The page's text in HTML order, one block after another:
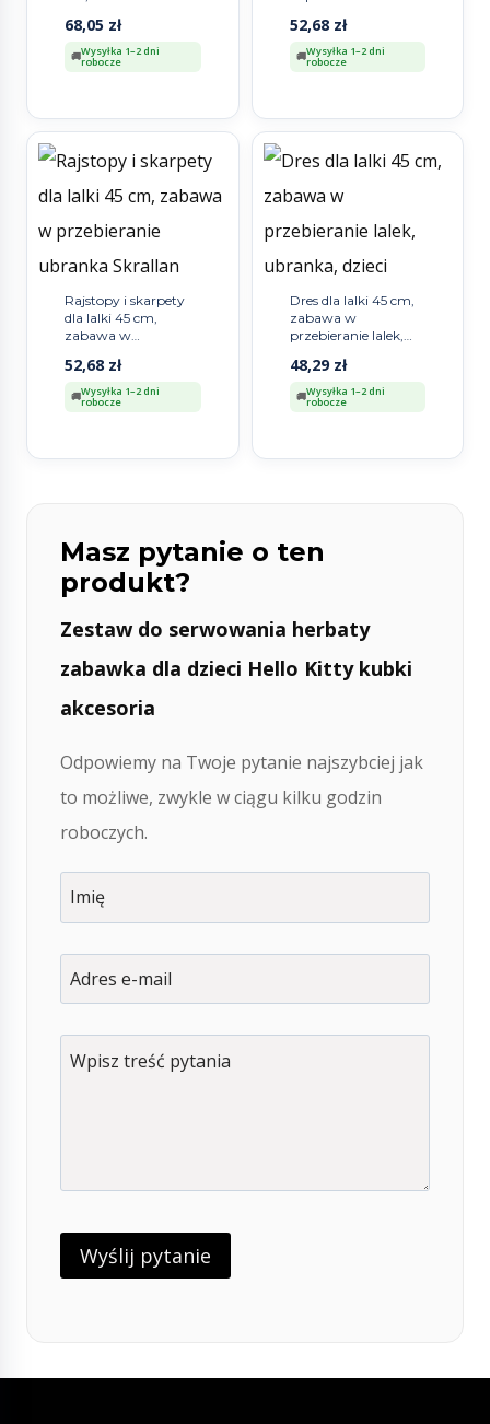
68,05 zł
Wysyłka 1–2 dni
robocze
52,68 zł
Wysyłka 1–2 dni
robocze
Rajstopy i skarpety
dla lalki 45 cm,
zabawa w
ubranka Skrallan
52,68 zł
Wysyłka 1–2 dni
robocze
Dres dla lalki 45 cm,
zabawa w
przebieranie lalek,
Skrallan
48,29 zł
Wysyłka 1–2 dni
robocze
Masz pytanie o ten
produkt?
Zestaw do serwowania herbaty
zabawka dla dzieci Hello Kitty kubki
akcesoria
Odpowiemy na Twoje pytanie najszybciej jak
to możliwe, zwykle w ciągu kilku godzin
roboczych.